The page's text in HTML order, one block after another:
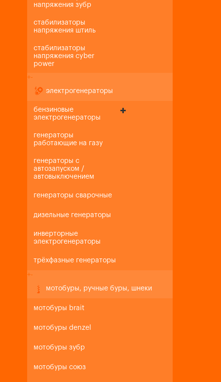
напряжения зубр
стабилизаторы
напряжения штиль
стабилизаторы
напряжения cyber
power
+-
электрогенераторы
бензиновые
электрогенераторы
генераторы
работающие на газу
генераторы с
автозапуском /
автовыключением
генераторы сварочные
дизельные генераторы
инверторные
электрогенераторы
трёхфазные генераторы
+-
мотобуры, ручные буры, шнеки
мотобуры brait
мотобуры denzel
мотобуры зубр
мотобуры союз